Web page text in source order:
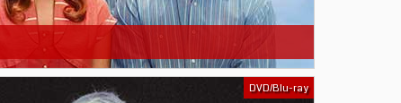
DVD/Blu-ray